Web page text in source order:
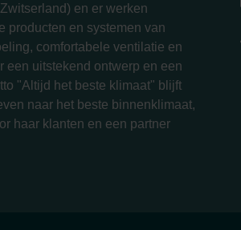
en er werken
producten en systemen van
comfortabele ventilatie en
een uitstekend ontwerp en een
"Altijd het beste klimaat" blijft
naar het beste binnenklimaat,
haar klanten en een partner